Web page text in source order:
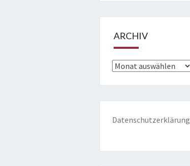
ARCHIV
Archiv
Datenschutzerklärung